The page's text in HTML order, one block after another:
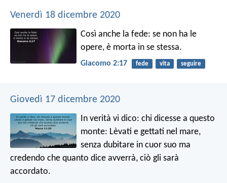
Venerdì 18 dicembre 2020
Così anche la fede: se non ha le
opere, è morta in se stessa.
Giacomo 2:17 fede vita seguire
Giovedì 17 dicembre 2020
In verità vi dico: chi dicesse a questo
monte: Lèvati e gettati nel mare,
senza dubitare in cuor suo ma
credendo che quanto dice avverrà, ciò gli sarà
accordato.